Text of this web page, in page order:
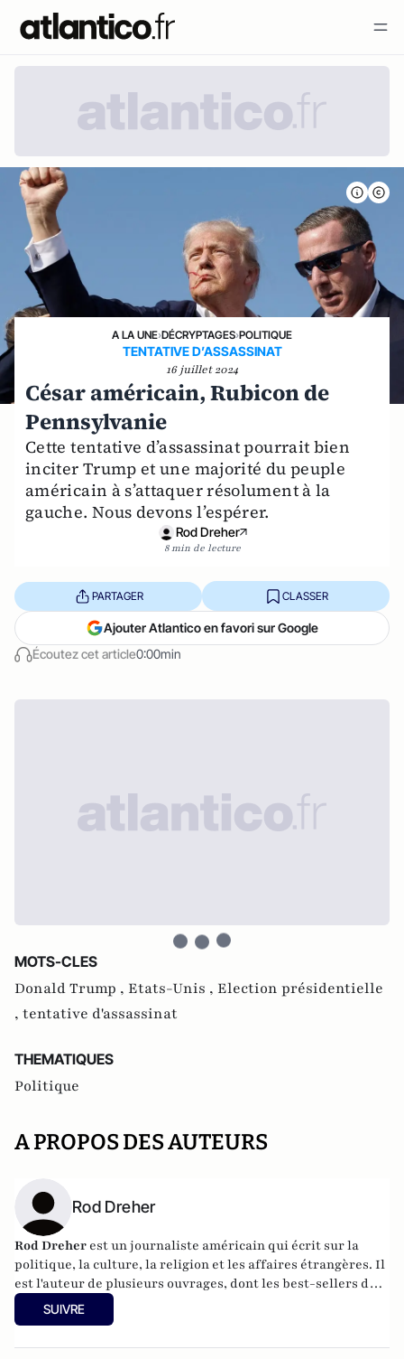
A LA UNE›DÉCRYPTAGES›POLITIQUE
TENTATIVE D’ASSASSINAT
16 juillet 2024
César américain, Rubicon de
Pennsylvanie
Cette tentative d’assassinat pourrait bien
inciter Trump et une majorité du peuple
américain à s’attaquer résolument à la
gauche. Nous devons l’espérer.
Rod Dreher
8 min de lecture
Écoutez cet article0:00min
PARTAGER CLASSER
Ajouter Atlantico en favori sur Google
MOTS-CLES
Donald Trump , Etats-Unis , Election présidentielle
, tentative d'assassinat
THEMATIQUES
Politique
A PROPOS DES AUTEURS
Rod Dreher
Rod Dreher est un journaliste américain qui écrit sur la
politique, la culture, la religion et les affaires étrangères. Il
est l'auteur de plusieurs ouvrages, dont les best-sellers du
New York Times The Benedict Option (2017) et Live Not By
Lies (2020), tous deux traduits dans plus de dix langues. Il
SUIVRE